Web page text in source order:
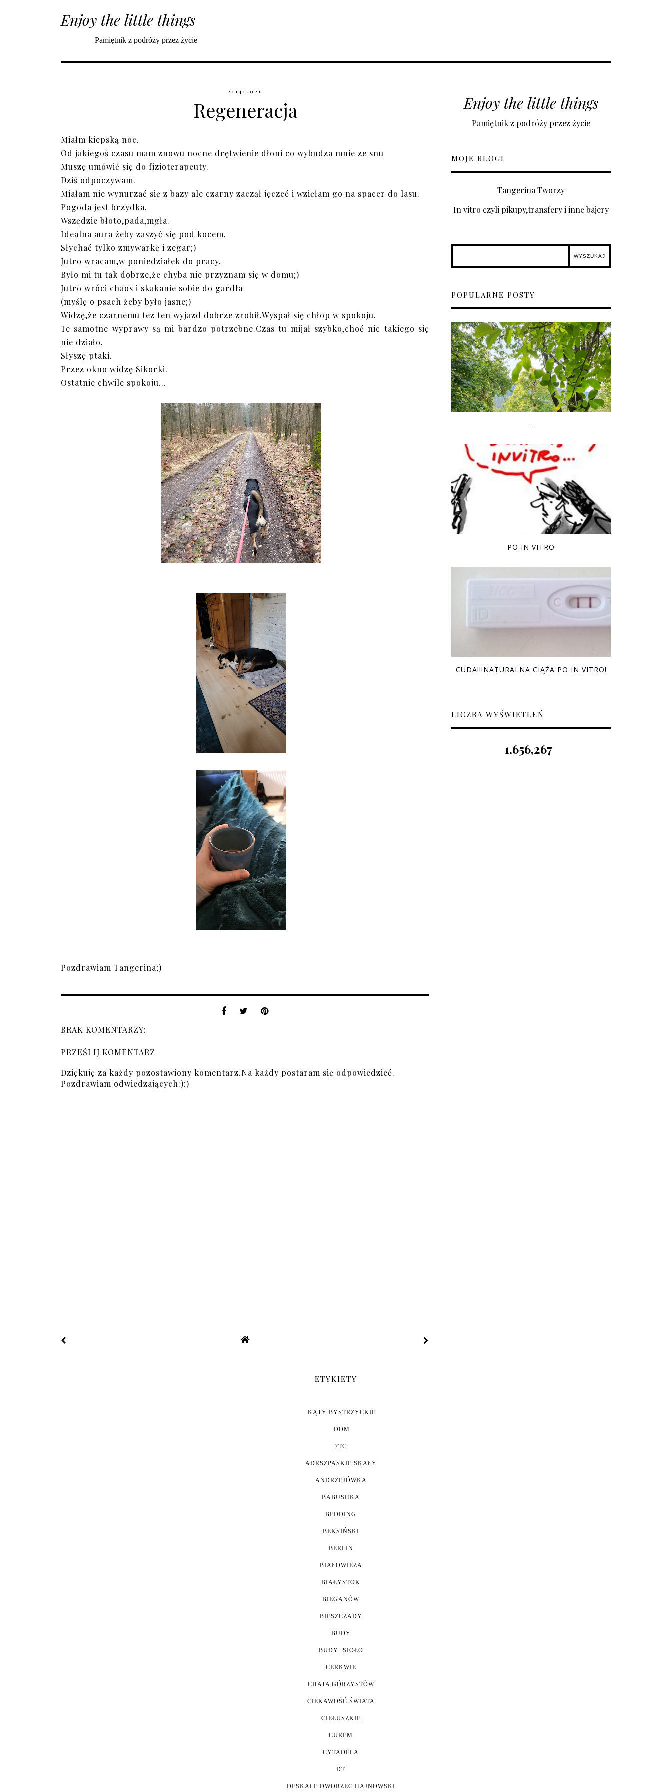
Enjoy the little things
Pamiętnik z podróży przez życie
2/14/2026
Regeneracja
Miałm kiepską noc.
Od jakiegoś czasu mam znowu nocne drętwienie dłoni co wybudza mnie ze snu
Muszę umówić się do fizjoterapeuty.
Dziś odpoczywam.
Miałam nie wynurzać się z bazy ale czarny zaczął jęczeć i wzięłam go na spacer do lasu.
Pogoda jest brzydka.
Wszędzie błoto,pada,mgła.
Idealna aura żeby zaszyć się pod kocem.
Słychać tylko zmywarkę i zegar;)
Jutro wracam,w poniedziałek do pracy.
Było mi tu tak dobrze,że chyba nie przyznam się w domu;)
Jutro wróci chaos i skakanie sobie do gardła
(myślę o psach żeby było jasne;)
Widzę,że czarnemu tez ten wyjazd dobrze zrobił.Wyspał się chłop w spokoju.
Te samotne wyprawy są mi bardzo potrzebne.Czas tu mijał szybko,choć nic takiego się
nie działo.
Słyszę ptaki.
Przez okno widzę Sikorki.
Ostatnie chwile spokoju...
Pozdrawiam Tangerina;)
BRAK KOMENTARZY:
PRZEŚLIJ KOMENTARZ
Dziękuję za każdy pozostawiony komentarz.Na każdy postaram się odpowiedzieć.
Pozdrawiam odwiedzających:):)
Enjoy the little things
Pamiętnik z podróży przez życie
MOJE BLOGI
Tangerina Tworzy
In vitro czyli pikupy,transfery i inne bajery
POPULARNE POSTY
...
PO IN VITRO
CUDA!!!NATURALNA CIĄŻA PO IN VITRO!
LICZBA WYŚWIETLEŃ
1,656,267
ETYKIETY
.KĄTY BYSTRZYCKIE
.DOM
7TC
ADRSZPASKIE SKAŁY
ANDRZEJÓWKA
BABUSHKA
BEDDING
BEKSIŃSKI
BERLIN
BIAŁOWIEŻA
BIAŁYSTOK
BIEGANÓW
BIESZCZADY
BUDY
BUDY -SIOŁO
CERKWIE
CHATA GÓRZYSTÓW
CIEKAWOŚĆ ŚWIATA
CIEŁUSZKIE
CUREM
CYTADELA
DT
DESKALE DWORZEC HAJNOWSKI